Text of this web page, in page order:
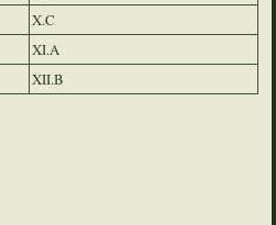
X.C
XI.A
XII.B